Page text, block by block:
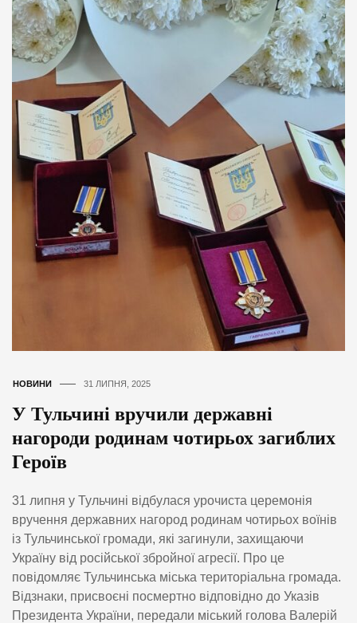
НОВИНИ 31 ЛИПНЯ, 2025
У Тульчині вручили державні
нагороди родинам чотирьох загиблих
Героїв
31 липня у Тульчині відбулася урочиста церемонія
вручення державних нагород родинам чотирьох воїнів
із Тульчинської громади, які загинули, захищаючи
Україну від російської збройної агресії. Про це
повідомляє Тульчинська міська територіальна громада.
Відзнаки, присвоєні посмертно відповідно до Указів
Президента України, передали міський голова Валерій